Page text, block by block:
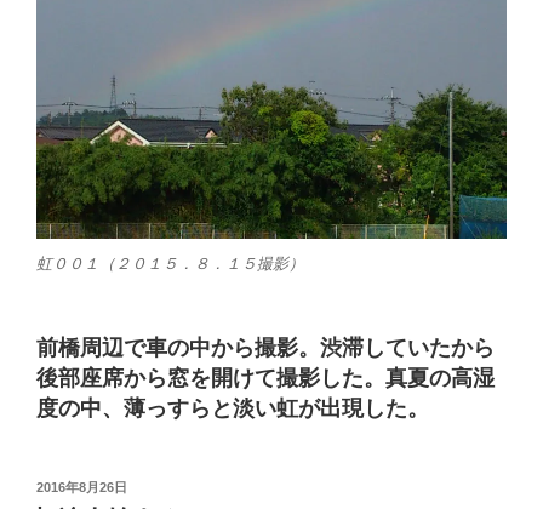
虹００１（２０１５．８．１５撮影）
前橋周辺で車の中から撮影。渋滞していたから
後部座席から窓を開けて撮影した。真夏の高湿
度の中、薄っすらと淡い虹が出現した。
投
2016年8月26日